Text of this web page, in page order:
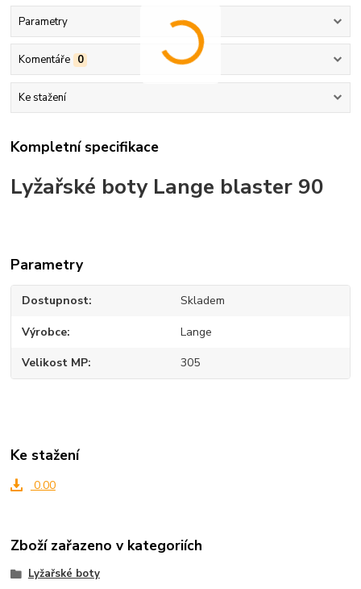
Parametry
Komentáře 0
Ke stažení
Kompletní specifikace
Lyžařské boty Lange blaster 90
Parametry
Dostupnost Skladem
Výrobce Lange
Velikost MP 305
Ke stažení
0.00
Zboží zařazeno v kategoriích
Lyžařské boty